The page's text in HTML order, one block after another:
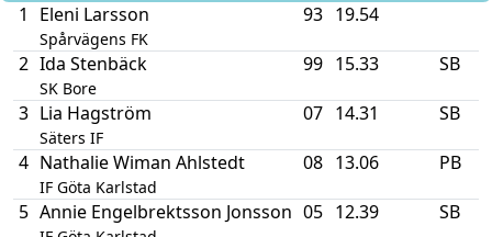
1
Eleni Larsson
Spårvägens FK
93 19.54
2 Ida Stenbäck
SK Bore
99 15.33 SB
3 Lia Hagström
Säters IF
07 14.31 SB
4 Nathalie Wiman Ahlstedt
IF Göta Karlstad
08 13.06 PB
5 Annie Engelbrektsson Jonsson 05 12.39 SB